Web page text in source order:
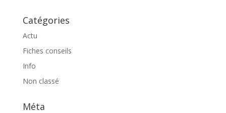
Catégories
Actu
Fiches conseils
Info
Non classé
Méta